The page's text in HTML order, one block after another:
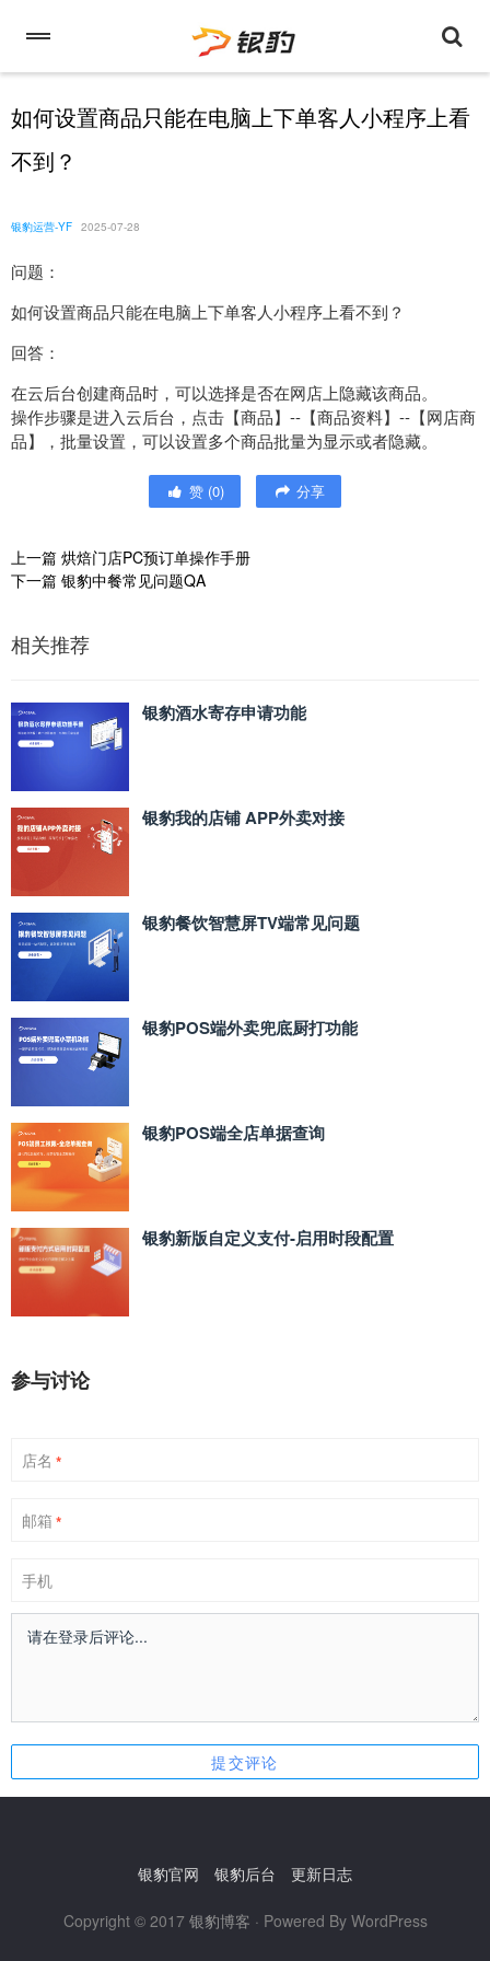
如何设置商品只能在电脑上下单客人小程序上看
不到？
银豹运营-YF 2025-07-28
问题：
如何设置商品只能在电脑上下单客人小程序上看不到？
回答：
在云后台创建商品时，可以选择是否在网店上隐藏该商品。
操作步骤是进入云后台，点击【商品】--【商品资料】--【网店商
品】，批量设置，可以设置多个商品批量为显示或者隐藏。
赞 (0) 分享
上一篇 烘焙门店PC预订单操作手册
下一篇 银豹中餐常见问题QA
相关推荐
银豹酒水寄存申请功能
银豹我的店铺 APP外卖对接
银豹餐饮智慧屏TV端常见问题
银豹POS端外卖兜底厨打功能
银豹POS端全店单据查询
银豹新版自定义支付‑启用时段配置
参与讨论
店名 *
邮箱 *
手机
银豹官网 银豹后台 更新日志
Copyright © 2017 银豹博客 · Powered By WordPress